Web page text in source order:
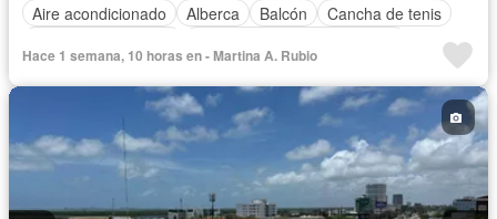
Aire acondicionado
Alberca Balcón
Cancha de tenis
Cocina equipada
Cocina integral
Cuarto de Limpieza
Cuarto de servicio
Electricidad
Elevador
Gimnasio Internet
Despacho
Recámara con closet
Seguridad
Televisión por cable
Vista panorámica
Wifi
Completamente amueblado
Hace 1 semana, 10 horas en - Martina A. Rubio